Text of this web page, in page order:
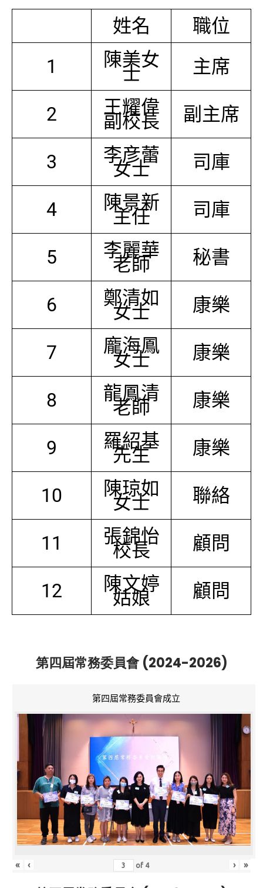
姓名
職位
1
陳美女
士 主席
2 王耀偉
副校長 副主席
3 李彦蕾
女士 司庫
4 陳景新
主任 司庫
5 李麗華
老師 秘書
6 鄭清如
女士 康樂
7 龐海鳳
女士 康樂
8 龍鳳清
老師 康樂
9 羅紹基
先生 康樂
10 陳琼如
女士 聯絡
11 張錦怡
校長 顧問
12 陳文婷
姑娘 顧問
第四屆常務委員會 (2024-2026)
第四屆常務委員會成立
« ‹ of 4 › »